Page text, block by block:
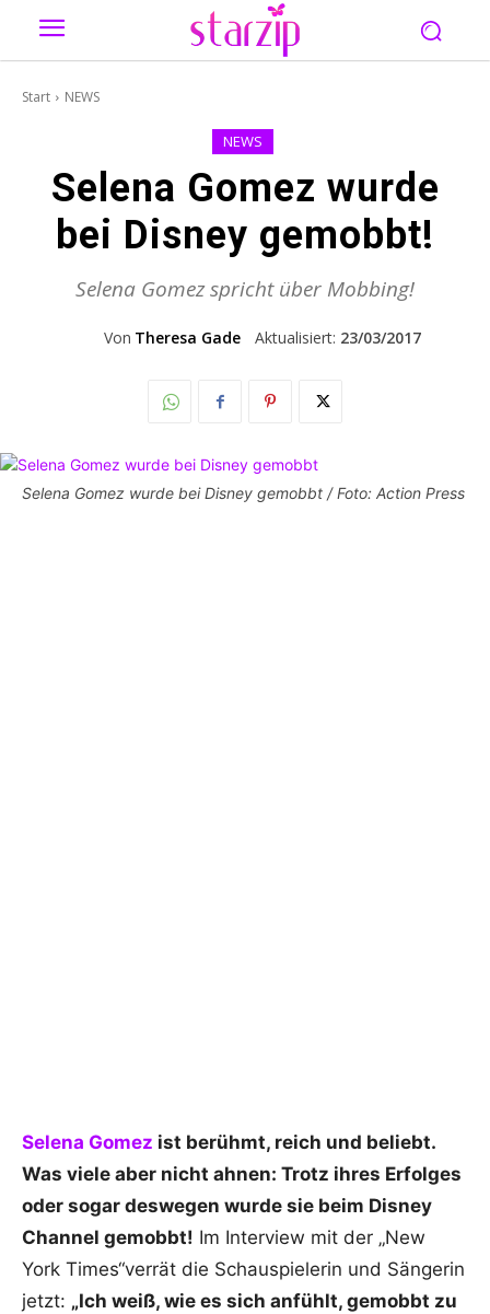
Start NEWS
NEWS
Selena Gomez wurde
bei Disney gemobbt!
Selena Gomez spricht über Mobbing!
Von Theresa Gade Aktualisiert: 23/03/2017
Selena Gomez wurde bei Disney gemobbt / Foto: Action Press
Selena Gomez ist berühmt, reich und beliebt.
Was viele aber nicht ahnen: Trotz ihres Erfolges
oder sogar deswegen wurde sie beim Disney
Channel gemobbt! Im Interview mit der „New
York Times“verrät die Schauspielerin und Sängerin
jetzt: „Ich weiß, wie es sich anfühlt, gemobbt zu